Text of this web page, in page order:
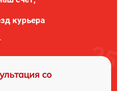
курьера
со